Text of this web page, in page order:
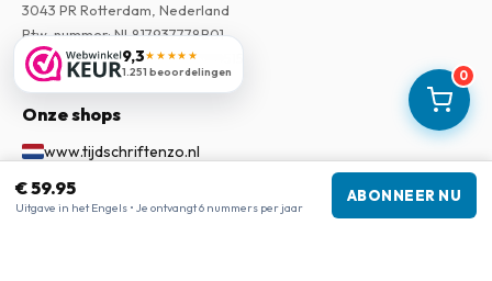
0
€ 59.95
Uitgave in het Engels • Je ontvangt 6 nummers per jaar
ABONNEER NU
9,3★★★★★
1.251 beoordelingen
3043 PR Rotterdam, Nederland
Btw-nummer:NL817937778B01
Kamer van Koophandel:27300515
Onze shops
www.tijdschriftenzo.nl
www.englischezeitschriften.de
www.magazinesenanglais.fr